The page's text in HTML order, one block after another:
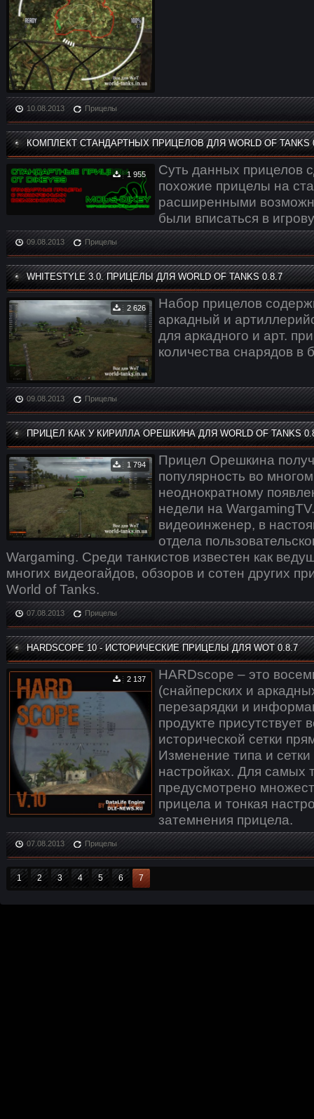
10.08.2013 Прицелы
КОМПЛЕКТ СТАНДАРТНЫХ ПРИЦЕЛОВ ДЛЯ WORLD OF TANKS
1 955
Суть данных прицелов
похожие прицелы на
расширенными
были вписаться в
09.08.2013 Прицелы
WHITESTYLE 3.0. ПРИЦЕЛЫ ДЛЯ WORLD OF TANKS 0.8.7
2 626
Набор прицелов
аркадный и
для аркадного и арт.
количества снарядов в
09.08.2013 Прицелы
ПРИЦЕЛ КАК У КИРИЛЛА ОРЕШКИНА ДЛЯ WORLD OF TANKS
1 794
Прицел Орешкина
популярность во
неоднократному
недели на
видеоинженер, в
отдела
Wargaming. Среди танкистов известен как
многих видеогайдов, обзоров и сотен других
World of Tanks.
07.08.2013 Прицелы
HARDSCOPE 10 - ИСТОРИЧЕСКИЕ ПРИЦЕЛЫ ДЛЯ WOT 0.8.7
2 137
HARDscope – это
(снайперских и
перезарядки и
продукте присутствует
исторической сетки
Изменение типа и
настройках. Для самых
предусмотрено
прицела и тонкая
затемнения прицела.
07.08.2013 Прицелы
1 2 3 4 5 6 7